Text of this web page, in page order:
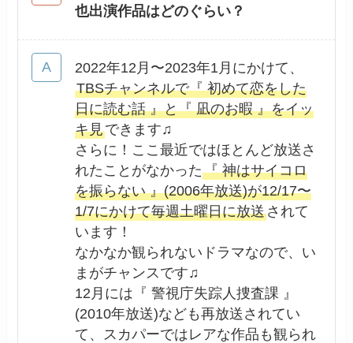
也出演作品はどのぐらい？
2022年12月〜2023年1月にかけて、
TBSチャンネルで『 初めて恋をした
日に読む話 』と『 凪のお暇 』をイッ
キ見できます♫
さらに！ここ最近ではほとんど放送さ
れたことがなかった『 神はサイコロ
を振らない 』(2006年放送)が12/17〜
1/7にかけて毎週土曜日に放送されて
います！
なかなか観られないドラマなので、い
まがチャンスです♫
12月には『 警視庁失踪人捜査課 』
(2010年放送)なども再放送されてい
て、スカパーではレアな作品も観られ